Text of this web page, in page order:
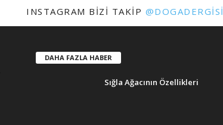
INSTAGRAM BIZI TAKIP @DOGADERGISI
DAHA FAZLA HABER
Sığla Ağacının Özellikleri